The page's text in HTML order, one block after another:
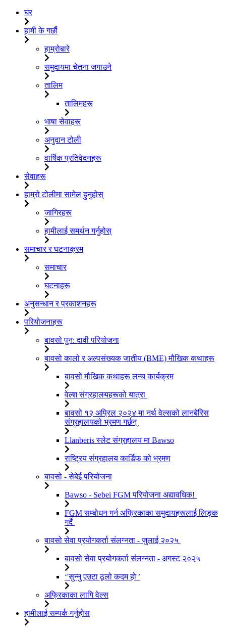
घर
हामी के गर्छौ
हाम्रोबारे
समुदायमा चेतना जगाउने
तालिम
तालिमहरू
भाषा सेवाहरू
अनुदान टोली
वार्षिक प्रतिवेदनहरू
सेवाहरू
हाम्रो टोलीमा सामेल हुनुहोस्
जागिरहरू
हामीलाई समर्थन गर्नुहोस्
समाचार र घटनाक्रम
समाचार
घटनाहरू
अनुसन्धान र प्रकाशनहरू
परियोजनाहरू
बावसो पुन: दावी परियोजना
बावसो कालो र अल्पसंख्यक जातीय (BME) मौखिक कथाहरू
बावसो मौखिक कथाहरू लन्च कार्यक्रम
वेल्श संग्रहालयहरूको यात्रा
बावसो १२ अप्रिल २०२४ मा नर्थ वेल्सको लानबेरिस
संग्रहालयको भ्रमण गर्छन्
Llanberis स्लेट संग्रहालय मा Bawso
राष्ट्रिय संग्रहालय कार्डिफ को भ्रमण
बावसो - सेबेई परियोजना
Bawso - Sebei FGM परियोजना अद्यावधिक!
FGM सम्बोधन गर्न अफ्रिकाका समुदायहरूलाई लिङ्क
गर्दै
बावसो सेवा प्रयोगकर्ता संलग्नता - जुलाई २०२५
बावसो सेवा प्रयोगकर्ता संलग्नता - अगस्ट २०२५
‘'सुन्नु एउटा ठूलो कदम हो'’
अफ्रिकाका लागि वेल्स
हामीलाई सम्पर्क गर्नुहोस